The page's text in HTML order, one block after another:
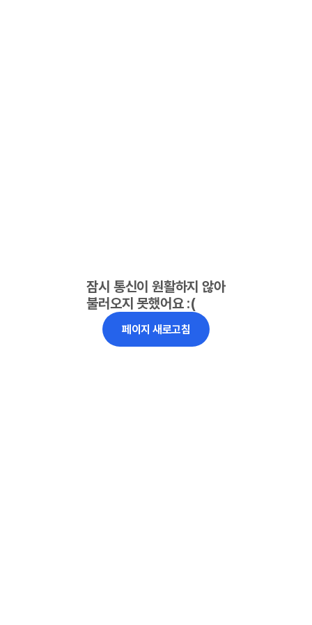
잠시 통신이 원활하지 않아
불러오지 못했어요 :(
페이지 새로고침